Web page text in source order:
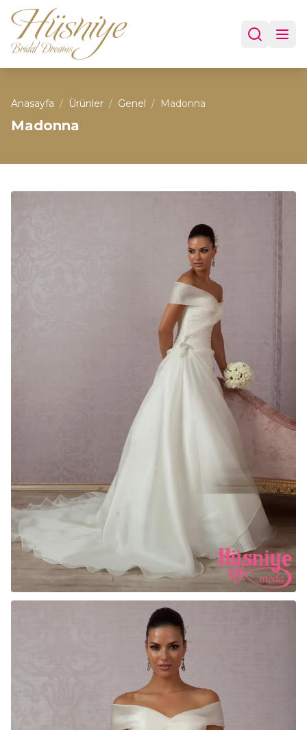
Anasayfa / Ürünler / Genel / Madonna
Madonna